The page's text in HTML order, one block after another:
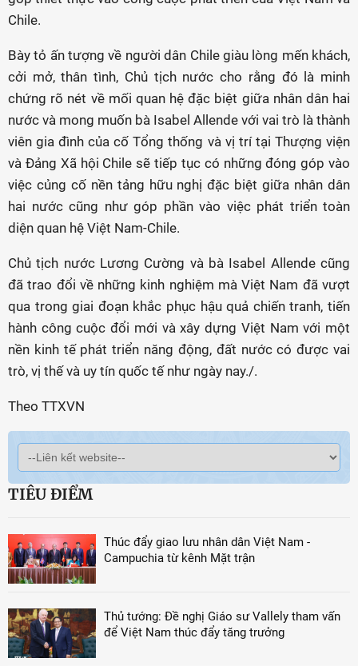
Chile.
Bày tỏ ấn tượng về người dân Chile giàu lòng mến khách,
cởi mở, thân tình, Chủ tịch nước cho rằng đó là minh
chứng rõ nét về mối quan hệ đặc biệt giữa nhân dân hai
nước và mong muốn bà Isabel Allende với vai trò là thành
viên gia đình của cố Tổng thống và vị trí tại Thượng viện
và Đảng Xã hội Chile sẽ tiếp tục có những đóng góp vào
việc củng cố nền tảng hữu nghị đặc biệt giữa nhân dân
hai nước cũng như góp phần vào việc phát triển toàn
diện quan hệ Việt Nam-Chile.
Chủ tịch nước Lương Cường và bà Isabel Allende cũng
đã trao đổi về những kinh nghiệm mà Việt Nam đã vượt
qua trong giai đoạn khắc phục hậu quả chiến tranh, tiến
hành công cuộc đổi mới và xây dựng Việt Nam với một
nền kinh tế phát triển năng động, đất nước có được vai
trò, vị thế và uy tín quốc tế như ngày nay./.
Theo TTXVN
TIÊU ĐIỂM
Thúc đẩy giao lưu nhân dân Việt Nam -
Campuchia từ kênh Mặt trận
Thủ tướng: Đề nghị Giáo sư Vallely tham vấn
để Việt Nam thúc đẩy tăng trưởng